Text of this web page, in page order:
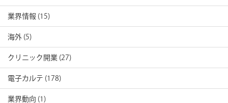
業界情報 (15)
海外 (5)
クリニック開業 (27)
電子カルテ (178)
業界動向 (1)